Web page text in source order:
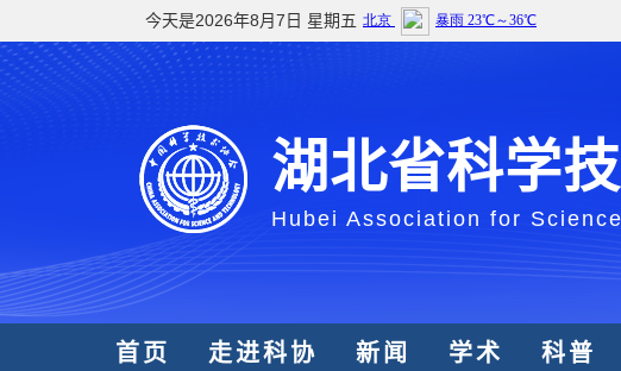
今天是2026年8月7日 星期五
湖北省科学
Hubei Association for
首页 走进科协 新闻 学术 科普